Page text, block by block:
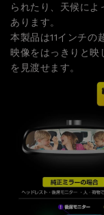
られたり、天候に
あります。
本製品は11インチの
映像をはっきりと映
を見渡せます。